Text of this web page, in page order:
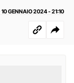
10 GENNAIO 2024 - 21:10